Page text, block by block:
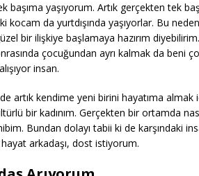
başıma yaşıyorum. Artık gerçekten tek
kocam da yurtdışında yaşıyorlar. Bu
bir ilişkiye başlamaya hazırım
çocuğundan ayrı kalmak da beni
insan.
artık kendime yeni birini hayatıma
bir kadınım. Gerçekten bir ortamda
Bundan dolayı tabii ki de karşındaki
arkadaşı, dost istiyorum.